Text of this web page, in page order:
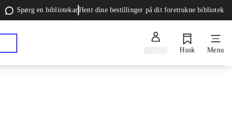
Spørg en bibliotekarHent dine bestillinger på dit foretrukne bibliotek
Husk Menu